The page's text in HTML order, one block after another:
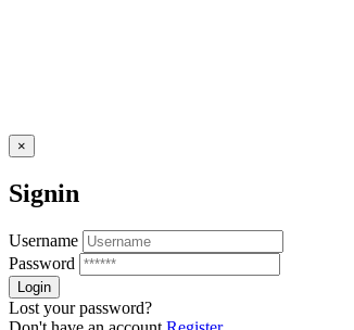
×
Signin
Username
Password
Lost your password?